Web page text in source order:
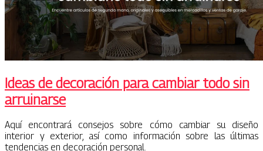
Ideas de decoración para cambiar todo sin
arruinarse
Aquí encontrará consejos sobre cómo cambiar su diseño
interior y exterior, así como información sobre las últimas
tendencias en decoración personal.